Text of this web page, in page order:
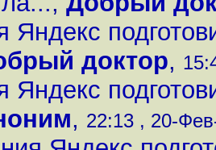
Яндекс
доктор,
Яндекс
, 22:13 , 20-